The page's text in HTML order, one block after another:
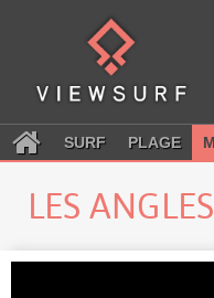
SURF PLAGE
LES ANGLES